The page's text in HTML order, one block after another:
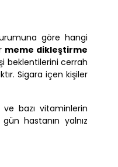
göre hangi
meme dikleştirme
beklentilerini cerrah
Sigara içen kişiler
bazı vitaminlerin
hastanın yalnız